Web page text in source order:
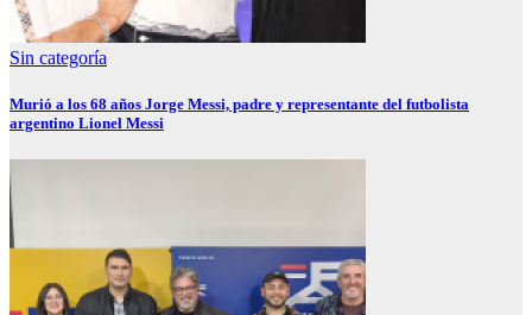
Sin categoría
Murió a los 68 años Jorge Messi, padre y representante del futbolista
argentino Lionel Messi